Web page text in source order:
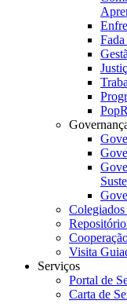
Visita
Serviços
Portal de
Carta de